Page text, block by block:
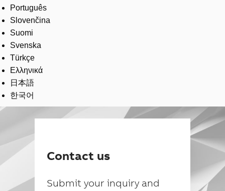
Português
Slovenčina
Suomi
Svenska
Türkçe
Ελληνικά
日本語
한국어
Contact us
Submit your inquiry and